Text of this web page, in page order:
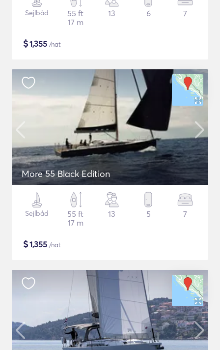
Sejlbåd
55 ft
17 m
13 6 7
$1,355 /nat
More 55 Black Edition
Sejlbåd
55 ft
17 m
13 5 7
$1,355 /nat